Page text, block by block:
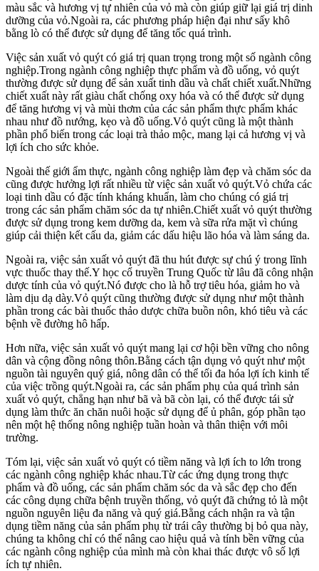
màu sắc và hương vị tự nhiên của vỏ mà còn giúp giữ lại giá trị dinh
dưỡng của vỏ.Ngoài ra, các phương pháp hiện đại như sấy khô
bằng lò có thể được sử dụng để tăng tốc quá trình.
Việc sản xuất vỏ quýt có giá trị quan trọng trong một số ngành công
nghiệp.Trong ngành công nghiệp thực phẩm và đồ uống, vỏ quýt
thường được sử dụng để sản xuất tinh dầu và chất chiết xuất.Những
chiết xuất này rất giàu chất chống oxy hóa và có thể được sử dụng
để tăng hương vị và mùi thơm của các sản phẩm thực phẩm khác
nhau như đồ nướng, kẹo và đồ uống.Vỏ quýt cũng là một thành
phần phổ biến trong các loại trà thảo mộc, mang lại cả hương vị và
lợi ích cho sức khỏe.
Ngoài thế giới ẩm thực, ngành công nghiệp làm đẹp và chăm sóc da
cũng được hưởng lợi rất nhiều từ việc sản xuất vỏ quýt.Vỏ chứa các
loại tinh dầu có đặc tính kháng khuẩn, làm cho chúng có giá trị
trong các sản phẩm chăm sóc da tự nhiên.Chiết xuất vỏ quýt thường
được sử dụng trong kem dưỡng da, kem và sữa rửa mặt vì chúng
giúp cải thiện kết cấu da, giảm các dấu hiệu lão hóa và làm sáng da.
Ngoài ra, việc sản xuất vỏ quýt đã thu hút được sự chú ý trong lĩnh
vực thuốc thay thế.Y học cổ truyền Trung Quốc từ lâu đã công nhận
dược tính của vỏ quýt.Nó được cho là hỗ trợ tiêu hóa, giảm ho và
làm dịu dạ dày.Vỏ quýt cũng thường được sử dụng như một thành
phần trong các bài thuốc thảo dược chữa buồn nôn, khó tiêu và các
bệnh về đường hô hấp.
Hơn nữa, việc sản xuất vỏ quýt mang lại cơ hội bền vững cho nông
dân và cộng đồng nông thôn.Bằng cách tận dụng vỏ quýt như một
nguồn tài nguyên quý giá, nông dân có thể tối đa hóa lợi ích kinh tế
của việc trồng quýt.Ngoài ra, các sản phẩm phụ của quá trình sản
xuất vỏ quýt, chẳng hạn như bã và bã còn lại, có thể được tái sử
dụng làm thức ăn chăn nuôi hoặc sử dụng để ủ phân, góp phần tạo
nên một hệ thống nông nghiệp tuần hoàn và thân thiện với môi
trường.
Tóm lại, việc sản xuất vỏ quýt có tiềm năng và lợi ích to lớn trong
các ngành công nghiệp khác nhau.Từ các ứng dụng trong thực
phẩm và đồ uống, các sản phẩm chăm sóc da và sắc đẹp cho đến
các công dụng chữa bệnh truyền thống, vỏ quýt đã chứng tỏ là một
nguồn nguyên liệu đa năng và quý giá.Bằng cách nhận ra và tận
dụng tiềm năng của sản phẩm phụ từ trái cây thường bị bỏ qua này,
chúng ta không chỉ có thể nâng cao hiệu quả và tính bền vững của
các ngành công nghiệp của mình mà còn khai thác được vô số lợi
ích tự nhiên.